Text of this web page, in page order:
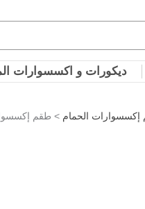
ديكورات و اكسسوارات
إكسسوارات الحمام > طقم